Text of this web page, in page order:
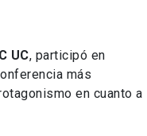
UC, participó en
más
en cuanto a